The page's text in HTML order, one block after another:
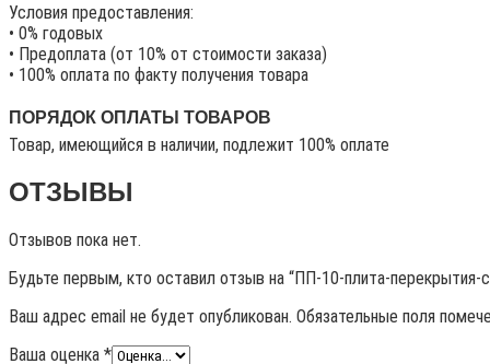
Условия предоставления:
• 0% годовых
• Предоплата (от 10% от стоимости заказа)
• 100% оплата по факту получения товара
ПОРЯДОК ОПЛАТЫ ТОВАРОВ
Товар, имеющийся в наличии, подлежит 100% оплате
ОТЗЫВЫ
Отзывов пока нет.
Будьте первым, кто оставил отзыв на “ПП-10-плита-перекрытия-
Ваш адрес email не будет опубликован. Обязательные поля
Ваша оценка *